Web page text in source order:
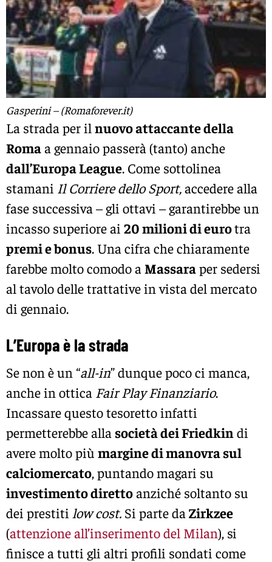
Gasperini – (Romaforever.it)
La strada per il nuovo attaccante della
Romaa gennaio passerà (tanto) anche
dall’Europa League. Come sottolinea
stamani Il Corriere dello Sport,accedere alla
fase successiva – gli ottavi – garantirebbe un
incasso superiore ai 20 milioni di eurotra
premi e bonus. Una cifra che chiaramente
farebbe molto comodo a Massaraper sedersi
al tavolo delle trattative in vista del mercato
di gennaio.
L’Europa è la strada
Se non è un “all-in” dunque poco ci manca,
anche in ottica Fair Play Finanziario.
Incassare questo tesoretto infatti
permetterebbe alla società dei Friedkindi
avere molto più margine di manovra sul
calciomercato, puntando magari su
investimento direttoanziché soltanto su
dei prestiti low cost. Si parte da Zirkzee
(attenzione all’inserimento del Milan), si
finisce a tutti gli altri profili sondati come